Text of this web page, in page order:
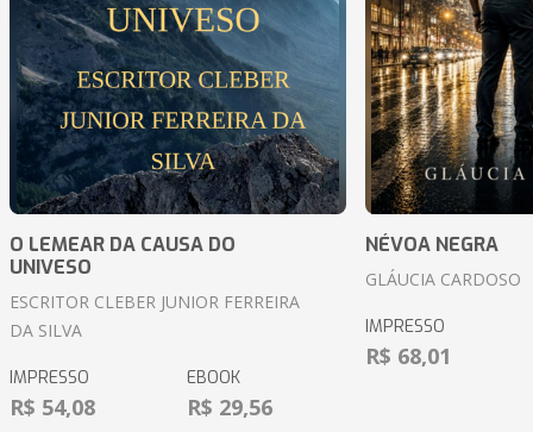
O LEMEAR DA CAUSA DO
UNIVESO
ESCRITOR CLEBER JUNIOR FERREIRA
DA SILVA
IMPRESSO
R$ 54,08
EBOOK
R$ 29,56
NÉVOA NEGRA
GLÁUCIA CARDOSO
IMPRESSO
R$ 68,01